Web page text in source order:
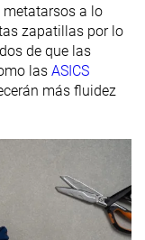
39.0 mm
24.2 mm
Estándar
metatarsos a lo
zapatillas por lo
de que las
las ASICS
más fluidez